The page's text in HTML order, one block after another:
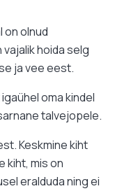
on olnud
hoida selg
ja vee eest.
oma kindel
talvejopele.
Keskmine kiht
kiht, mis on
eralduda ning ei